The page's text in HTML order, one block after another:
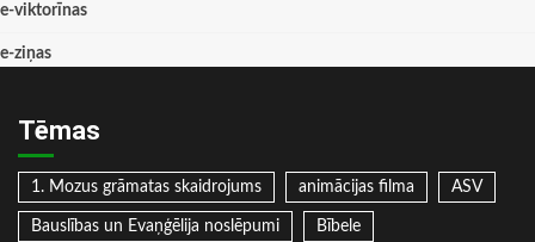
e-viktorīnas
e-ziņas
Tēmas
1. Mozus grāmatas skaidrojums animācijas filma ASV
Bauslības un Evaņģēlija noslēpumi Bībele